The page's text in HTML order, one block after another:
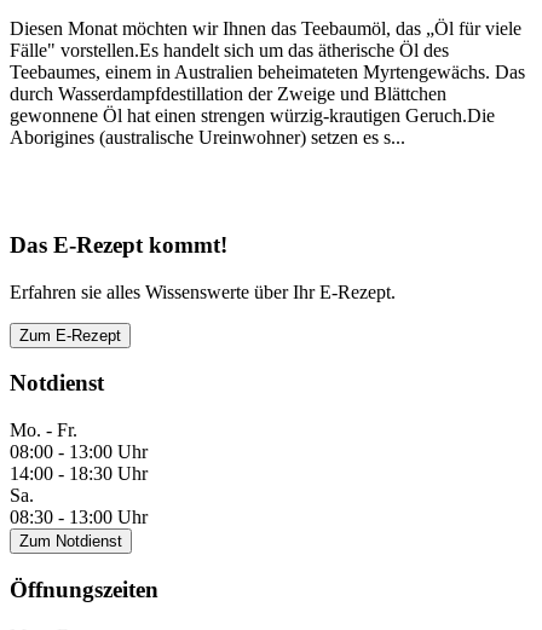
Diesen Monat möchten wir Ihnen das Teebaumöl, das „Öl für viele
Fälle" vorstellen.Es handelt sich um das ätherische Öl des
Teebaumes, einem in Australien beheimateten Myrtengewächs. Das
durch Wasserdampfdestillation der Zweige und Blättchen
gewonnene Öl hat einen strengen würzig-krautigen Geruch.Die
Aborigines (australische Ureinwohner) setzen es s...
Das E-Rezept kommt!
Erfahren sie alles Wissenswerte über Ihr E-Rezept.
Zum E-Rezept
Notdienst
Mo. - Fr.
08:00 - 13:00 Uhr
14:00 - 18:30 Uhr
Sa.
08:30 - 13:00 Uhr
Zum Notdienst
Öffnungszeiten